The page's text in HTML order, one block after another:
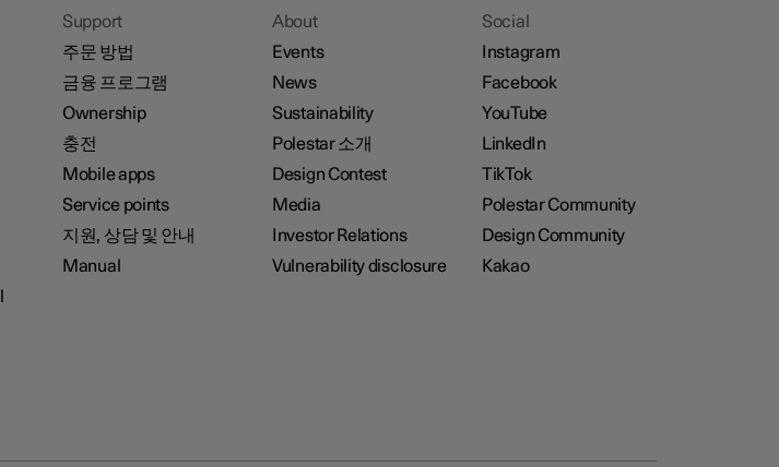
Support
주문 방법
금융 프로그램
Ownership
충전
Mobile apps
Service points
지원, 상담 및 안내
Manual
About
Events
News
Sustainability
Polestar 소개
Design Contest
Media
Investor Relations
Vulnerability disclosure
Social
Instagram
Facebook
YouTube
LinkedIn
TikTok
Polestar Community
Design Community
Kakao